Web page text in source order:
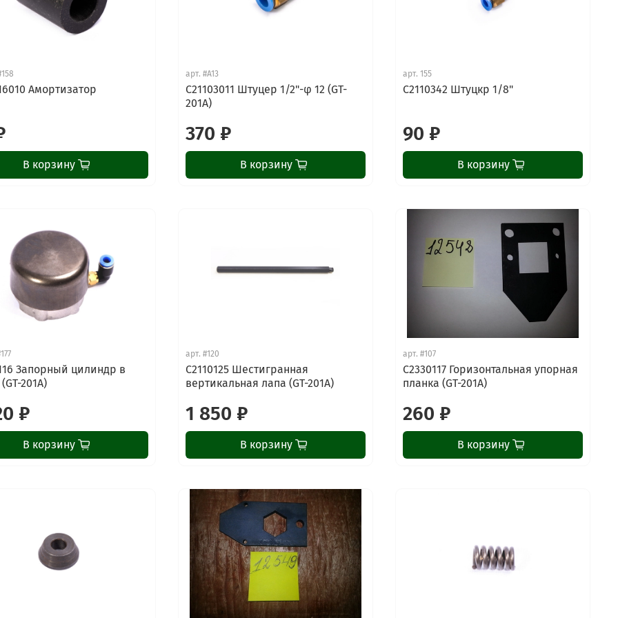
Амортизатор
В корзину
арт.#A13
C21103011 Штуцер 1/2"-φ 12 (GT-
201A)
370 ₽
В корзину
арт.155
C2110342 Штуцкр 1/8"
90 ₽
В корзину
Запорный цилиндр в
201A)
₽
В корзину
арт.#120
C2110125 Шестигранная
вертикальная лапа (GT-201A)
1 850 ₽
В корзину
арт.#107
C2330117 Горизонтальная упорная
планка (GT-201A)
260 ₽
В корзину